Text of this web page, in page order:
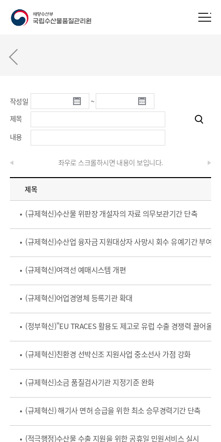
작성일
~
제목
내용
좌우로 스크롤하시면 내용이 보입니다.
제목
• (규제혁신)수산물 위판장 개설자의 자료 의무보관기간 단축
• (규제혁신)수산업 융자금 지원대상자 사망시 회수 유예기간 부여
• (규제혁신)여객선 예매시스템 개편
• (규제혁신)어업경영체 등록기관 확대
• (정부혁신)"EU TRACES 활용도 제고로 유럽 수출 경쟁력 끌어올
• (규제혁신)친환경 선박신조 지원사업 중소선사 가점 강화
• (규제혁신)소금 품질검사기관 지정기준 완화
• (규제혁신) 해기사 면허 승급을 위한 최소 승무경력기간 단축
• (적극행정)수산물 수출 지원을 위한 공휴일 민원서비스 실시